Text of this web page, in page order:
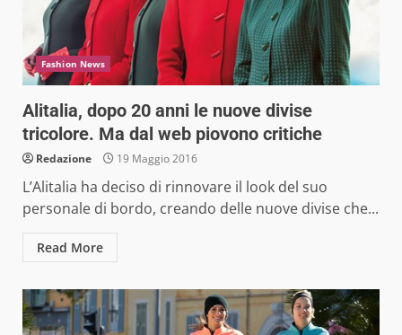
Fashion News
Alitalia, dopo 20 anni le nuove divise
tricolore. Ma dal web piovono critiche
Redazione 19 Maggio 2016
L’Alitalia ha deciso di rinnovare il look del suo
personale di bordo, creando delle nuove divise che...
Read More